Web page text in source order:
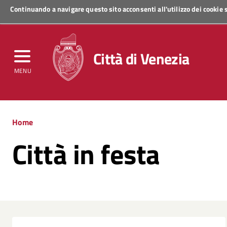
Continuando a navigare questo sito acconsenti all'utilizzo dei
MENU
Regione Veneto
Città di Venezia
Home
Città in festa